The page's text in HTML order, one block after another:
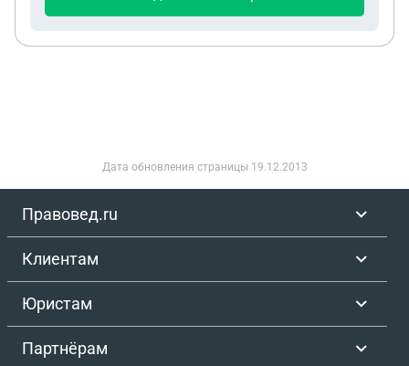
направление на ремонт ответила отказом. Каким
компанию либо выдать направление на ремонт
Авто зарегистрировано на юр.лицо.
Дата обновления страницы 19.12.2013
Правовед.ru
Клиентам
Юристам
Партнёрам